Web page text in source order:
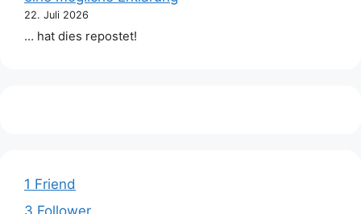
22. Juli 2026
… hat dies repostet!
1 Friend